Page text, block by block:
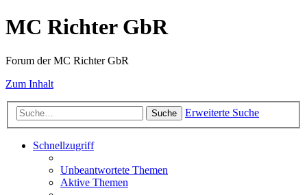
MC Richter GbR
Forum der MC Richter GbR
Zum Inhalt
Suche Erweiterte Suche
Schnellzugriff
Unbeantwortete Themen
Aktive Themen